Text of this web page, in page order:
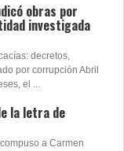
obras por
investigada
decretos,
por corrupción Abril
el ...
la letra de
a Carmen